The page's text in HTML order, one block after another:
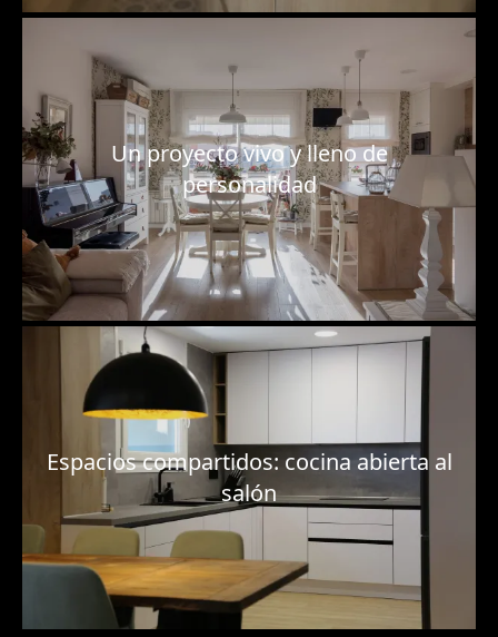
Un proyecto vivo y lleno de
personalidad
Espacios compartidos: cocina abierta al
salón